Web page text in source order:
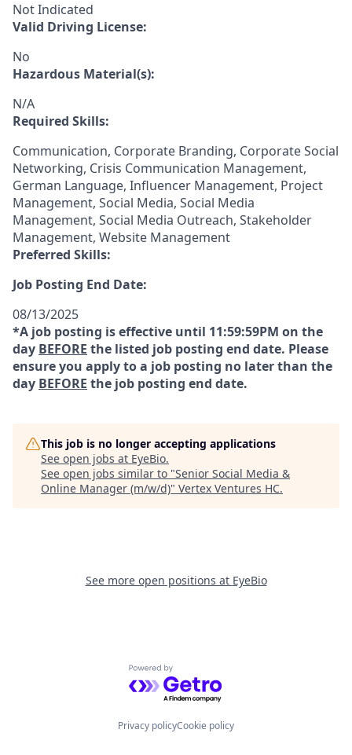
Not Indicated
Valid Driving License:
No
Hazardous Material(s):
N/A
Required Skills:
Communication, Corporate Branding, Corporate Social
Networking, Crisis Communication Management,
German Language, Influencer Management, Project
Management, Social Media, Social Media
Management, Social Media Outreach, Stakeholder
Management, Website Management
Preferred Skills:
Job Posting End Date:
08/13/2025
*A job posting is effective until 11:59:59PM on the
day BEFORE the listed job posting end date. Please
ensure you apply to a job posting no later than the
day BEFORE the job posting end date.
This job is no longer accepting applications
See open jobs at EyeBio.
See open jobs similar to "Senior Social Media &
Online Manager (m/w/d)" Vertex Ventures HC.
See more open positions at EyeBio
Powered by Getro.com
Privacy policyCookie policy